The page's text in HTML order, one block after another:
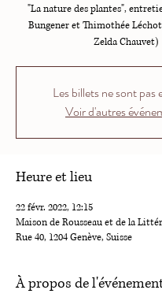
"La nature des plantes",
Bungener et Thimothée
Zelda Chauvet)
Les billets ne sont pas
Voir d'autres
Heure et lieu
22 févr. 2022, 12:15
Maison de Rousseau et de la
Rue 40, 1204 Genève, Suisse
À propos de